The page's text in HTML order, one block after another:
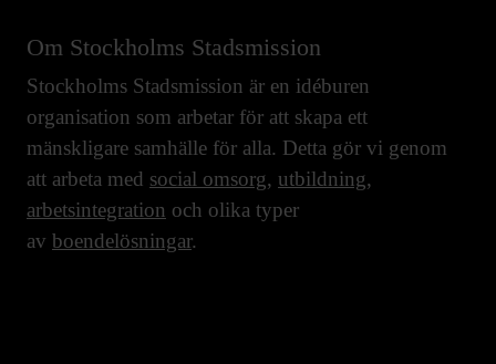
Om Stockholms Stadsmission
Stockholms Stadsmission är en idéburen
organisation som arbetar för att skapa ett
mänskligare samhälle för alla. Detta gör vi genom
att arbeta med social omsorg, utbildning,
arbetsintegration och olika typer
av boendelösningar.